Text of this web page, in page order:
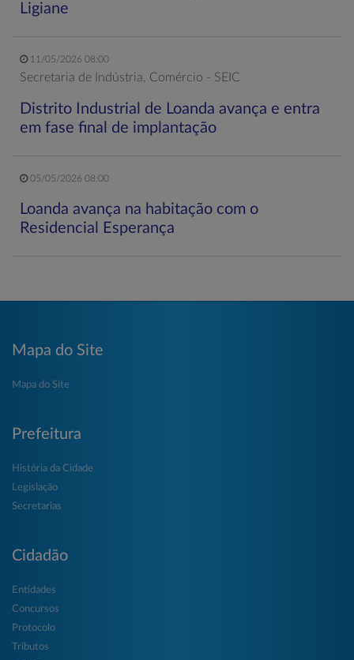
Ligiane
11/05/2026 08:00
Secretaria de Indústria, Comércio - SEIC
Distrito Industrial de Loanda avança e entra
em fase final de implantação
05/05/2026 08:00
Loanda avança na habitação com o
Residencial Esperança
Mapa do Site
Mapa do Site
Prefeitura
História da Cidade
Legislação
Secretarias
Cidadão
Entidades
Concursos
Protocolo
Tributos